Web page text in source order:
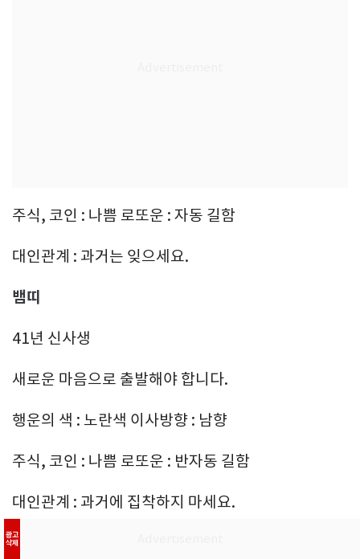
주식, 코인 : 나쁨 로또운 : 자동 길함
대인관계 : 과거는 잊으세요.
뱀띠
41년 신사생
새로운 마음으로 출발해야 합니다.
행운의 색 : 노란색 이사방향 : 남향
주식, 코인 : 나쁨 로또운 : 반자동 길함
대인관계 : 과거에 집착하지 마세요.
53년 계사생
광고
삭제